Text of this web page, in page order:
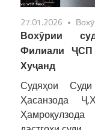
27.01.2026
Вохӯрии
Филиали
Хуҷанд
Судяҳои
Ҳасанзода